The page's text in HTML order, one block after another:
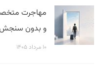
مهاجرت
و بدون
۱۰ مرداد ۱۴۰۵